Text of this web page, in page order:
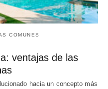
COMUNES
ventajas de las
hacia un concepto más